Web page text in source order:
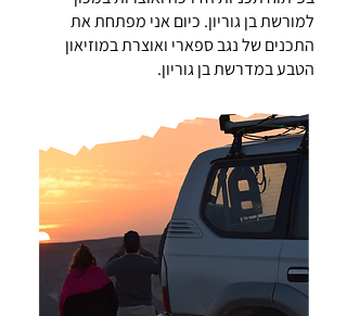
למורשת בן גוריון. כיום אני מפתחת את
התכנים של נגב ספארי ואוצרת במוזיאון
הטבע במדרשת בן גוריון.